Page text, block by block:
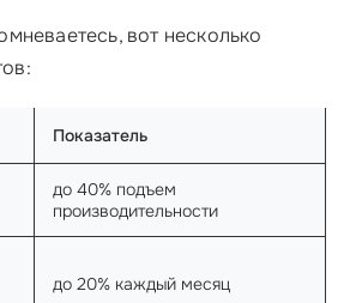
вот несколько
Показатель
до 40% подъем
производительности
до 20% каждый месяц